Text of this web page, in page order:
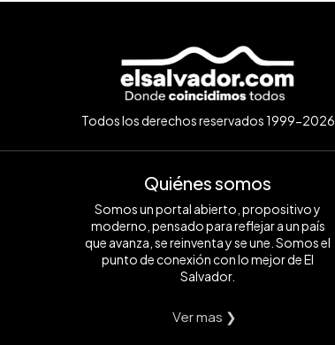
Todos los derechos reservados 1999-2026
Quiénes somos
Somos un portal abierto, propositivo y
moderno, pensado para reflejar a un país
que avanza, se reinventa y se une. Somos el
punto de conexión con lo mejor de El
Salvador.
Ver mas ❯